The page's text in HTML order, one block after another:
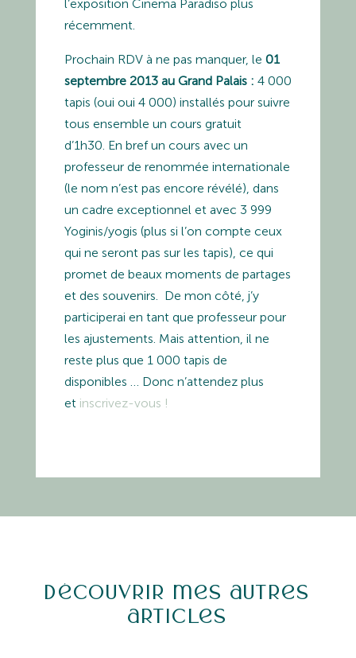
l’exposition Cinema Paradiso plus
récemment.
Prochain RDV à ne pas manquer, le 01
septembre 2013 au Grand Palais : 4 000
tapis (oui oui 4 000) installés pour suivre
tous ensemble un cours gratuit
d’1h30. En bref un cours avec un
professeur de renommée internationale
(le nom n’est pas encore révélé), dans
un cadre exceptionnel et avec 3 999
Yoginis/yogis (plus si l’on compte ceux
qui ne seront pas sur les tapis), ce qui
promet de beaux moments de partages
et des souvenirs. De mon côté, j’y
participerai en tant que professeur pour
les ajustements. Mais attention, il ne
reste plus que 1 000 tapis de
disponibles … Donc n’attendez plus
et inscrivez-vous !
Découvrir mes autres
articles